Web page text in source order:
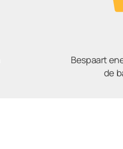
Bespaart
de